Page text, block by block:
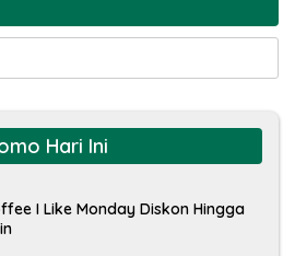
Hari Ini
I Like Monday Diskon Hingga